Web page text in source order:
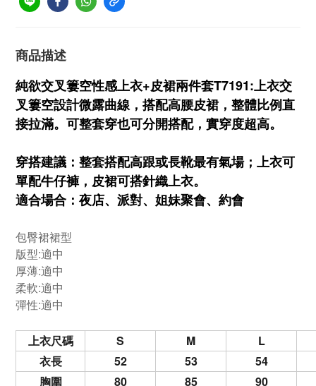
商品描述
純欲交叉簍空性感上衣+皮裙兩件套T7191:上衣交
叉簍空設計微露曲線，搭配高腰皮裙，整體比例直
接拉滿。可整套穿也可分開搭配，實穿度超高。
穿搭建議：整套搭配高跟或長靴最有氣場；上衣可
單配牛仔褲，皮裙可搭針織上衣。
適合場合：夜店、派對、姐妹聚會、約會
包臀裙裙型
版型:適中
厚薄:適中
柔軟:適中
彈性:適中
上衣尺碼 S M
L
衣長
52 53
54
胸圍
80 85
90